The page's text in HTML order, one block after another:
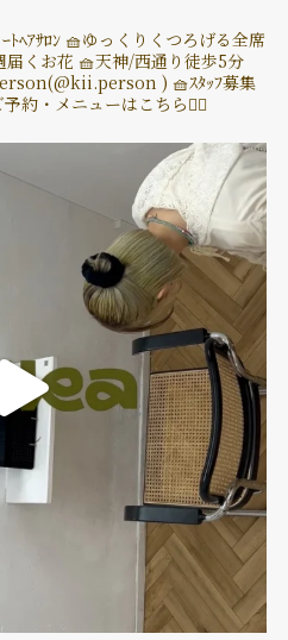
ﾄﾍｱｻﾛﾝ🧺ゆっくりくつろげる全席
届くお花 🧺天神/西通り徒歩5分
) 🧺ｽﾀｯﾌ募集
約・メニューはこちら👇🏽